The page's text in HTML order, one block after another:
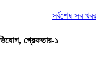
সর্বশেষ সব খবর
গ্রেফতার-১